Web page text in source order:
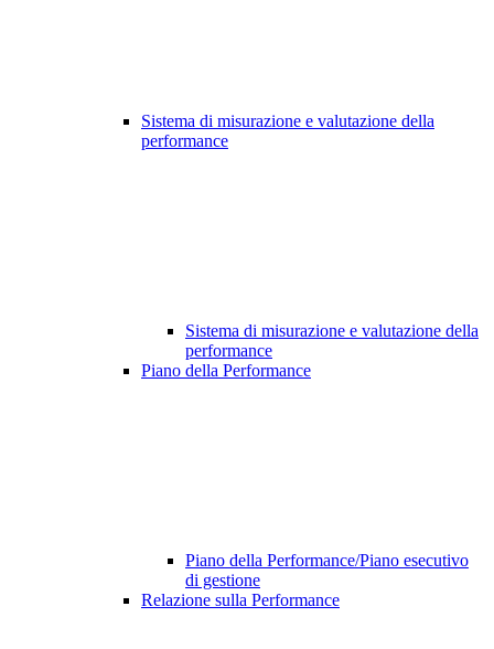
Sistema di misurazione e valutazione della
performance
Sistema di misurazione e valutazione della
performance
Piano della Performance
Piano della Performance/Piano esecutivo
di gestione
Relazione sulla Performance